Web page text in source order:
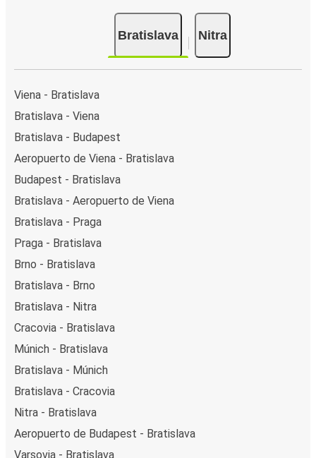
Bratislava Nitra
Viena - Bratislava
Bratislava - Viena
Bratislava - Budapest
Aeropuerto de Viena - Bratislava
Budapest - Bratislava
Bratislava - Aeropuerto de Viena
Bratislava - Praga
Praga - Bratislava
Brno - Bratislava
Bratislava - Brno
Bratislava - Nitra
Cracovia - Bratislava
Múnich - Bratislava
Bratislava - Múnich
Bratislava - Cracovia
Nitra - Bratislava
Aeropuerto de Budapest - Bratislava
Varsovia - Bratislava